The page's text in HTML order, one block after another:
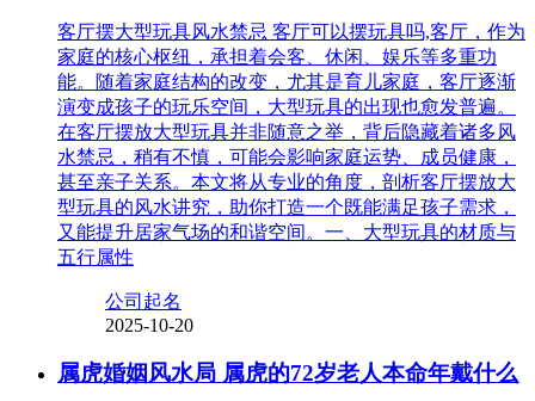
客厅摆大型玩具风水禁忌 客厅可以摆玩具吗,客厅，作为
家庭的核心枢纽，承担着会客、休闲、娱乐等多重功
能。随着家庭结构的改变，尤其是育儿家庭，客厅逐渐
演变成孩子的玩乐空间，大型玩具的出现也愈发普遍。
在客厅摆放大型玩具并非随意之举，背后隐藏着诸多风
水禁忌，稍有不慎，可能会影响家庭运势、成员健康，
甚至亲子关系。本文将从专业的角度，剖析客厅摆放大
型玩具的风水讲究，助你打造一个既能满足孩子需求，
又能提升居家气场的和谐空间。一、大型玩具的材质与
五行属性
公司起名
2025-10-20
属虎婚姻风水局 属虎的72岁老人本命年戴什么